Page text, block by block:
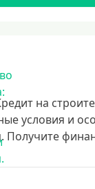
на
условия и